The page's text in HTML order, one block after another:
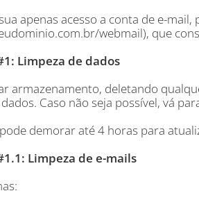
apenas acesso a conta de e-
webmail), que
Limpeza de dados
armazenamento, deletando
Caso não seja possível, vá
demorar até 4 horas para
Limpeza de e-mails